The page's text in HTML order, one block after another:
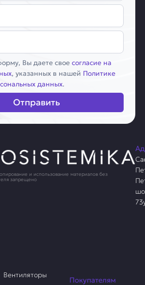
Вы даете свое согласие на
, указанных в нашей Политике
данных.
Отправить
и использование материалов без
запрещено
Вентиляторы
Покупателям